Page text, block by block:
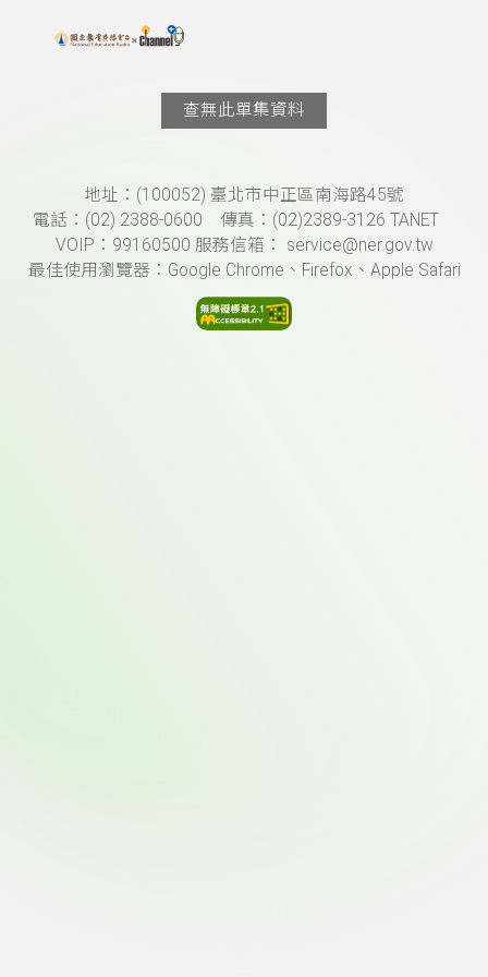
上方功能區塊
搜尋關鍵字：可輸入節目名稱、主持人或關鍵字
查無此單集資料
頁尾資訊地址：(100052) 臺北市中正區南海路45號
電話：(02) 2388-0600 傳真：(02)2389-3126 TANET
VOIP：99160500 服務信箱： service@ner.gov.tw
最佳使用瀏覽器：Google Chrome、Firefox、Apple Safari